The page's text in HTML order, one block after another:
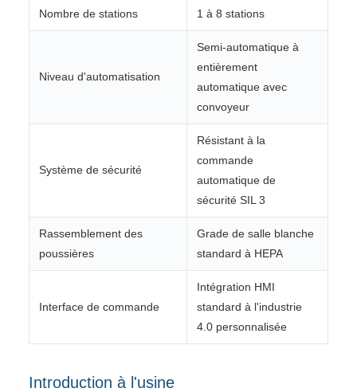
Nombre de stations 1 à 8 stations
Niveau d'automatisation
Semi-automatique à
entièrement
automatique avec
convoyeur
Système de sécurité
Résistant à la
commande
automatique de
sécurité SIL 3
Rassemblement des
poussières
Grade de salle blanche
standard à HEPA
Interface de commande
Intégration HMI
standard à l'industrie
4.0 personnalisée
Introduction à l'usine